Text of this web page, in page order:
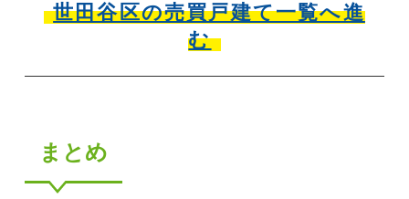
世田谷区の売買戸建て一覧へ進
む
まとめ